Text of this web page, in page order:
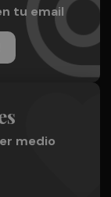
tu email
medio